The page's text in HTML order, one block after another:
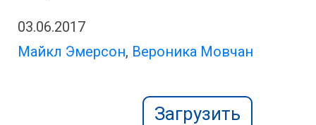
03.06.2017
Майкл Эмерсон, Вероника Мовчан
Загрузить